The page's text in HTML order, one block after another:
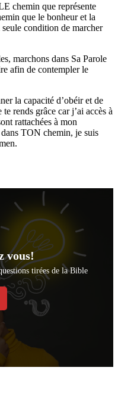
chemin que représente
que le bonheur et la
seule condition de marcher
marchons dans Sa Parole
afin de contempler le
la capacité d’obéir et de
rends grâce car j’ai accès à
rattachées à mon
TON chemin, je suis
vous!
tirées de la Bible